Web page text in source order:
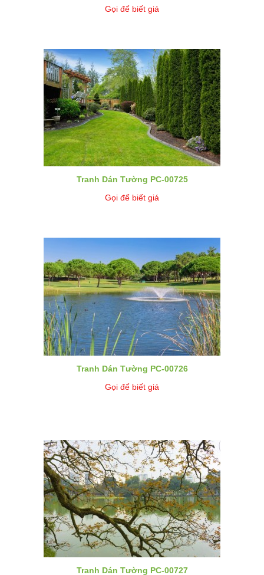
Gọi để biết giá
Tranh Dán Tường PC-00725
Gọi để biết giá
Tranh Dán Tường PC-00726
Gọi để biết giá
Tranh Dán Tường PC-00727